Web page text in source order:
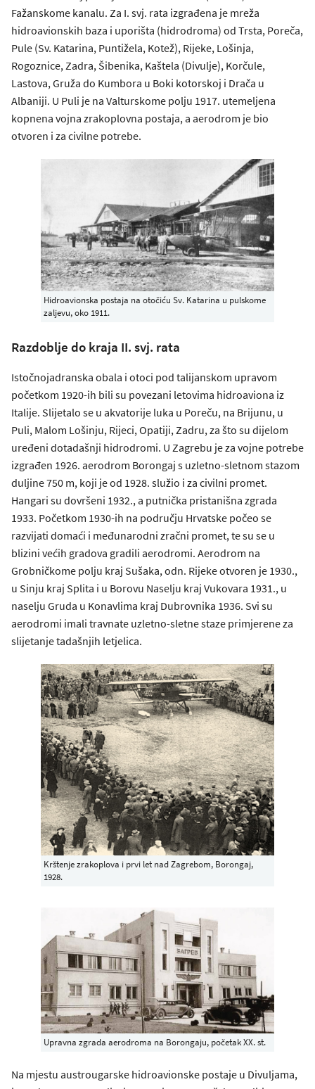
Fažanskome kanalu. Za I. svj. rata izgrađena je mreža
hidroavionskih baza i uporišta (hidrodroma) od Trsta, Poreča,
Pule (Sv. Katarina, Puntižela, Kotež), Rijeke, Lošinja,
Rogoznice, Zadra, Šibenika, Kaštela (Divulje), Korčule,
Lastova, Gruža do Kumbora u Boki kotorskoj i Drača u
Albaniji. U Puli je na Valturskome polju 1917. utemeljena
kopnena vojna zrakoplovna postaja, a aerodrom je bio
otvoren i za civilne potrebe.
Hidroavionska postaja na otočiću Sv. Katarina u pulskome
zaljevu, oko 1911.
Razdoblje do kraja II. svj. rata
Istočnojadranska obala i otoci pod talijanskom upravom
početkom 1920-ih bili su povezani letovima hidroaviona iz
Italije. Slijetalo se u akvatorije luka u Poreču, na Brijunu, u
Puli, Malom Lošinju, Rijeci, Opatiji, Zadru, za što su dijelom
uređeni dotadašnji hidrodromi. U Zagrebu je za vojne potrebe
izgrađen 1926. aerodrom Borongaj s uzletno-sletnom stazom
duljine 750 m, koji je od 1928. služio i za civilni promet.
Hangari su dovršeni 1932., a putnička pristanišna zgrada
1933. Početkom 1930-ih na području Hrvatske počeo se
razvijati domaći i međunarodni zračni promet, te su se u
blizini većih gradova gradili aerodromi. Aerodrom na
Grobničkome polju kraj Sušaka, odn. Rijeke otvoren je 1930.,
u Sinju kraj Splita i u Borovu Naselju kraj Vukovara 1931., u
naselju Gruda u Konavlima kraj Dubrovnika 1936. Svi su
aerodromi imali travnate uzletno-sletne staze primjerene za
slijetanje tadašnjih letjelica.
Krštenje zrakoplova i prvi let nad Zagrebom, Borongaj,
1928.
Upravna zgrada aerodroma na Borongaju, početak XX. st.
Na mjestu austrougarske hidroavionske postaje u Divuljama,